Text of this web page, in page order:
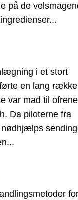
på de
i et stort
en lang række
var mad til ofrene
Da piloterne fra
nødhjælps